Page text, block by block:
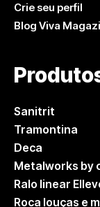
Crie seu perfil
Blog Viva
Sanitrit
Tramontina
Deca
Metalworks by
Ralo linear
Roca louças e